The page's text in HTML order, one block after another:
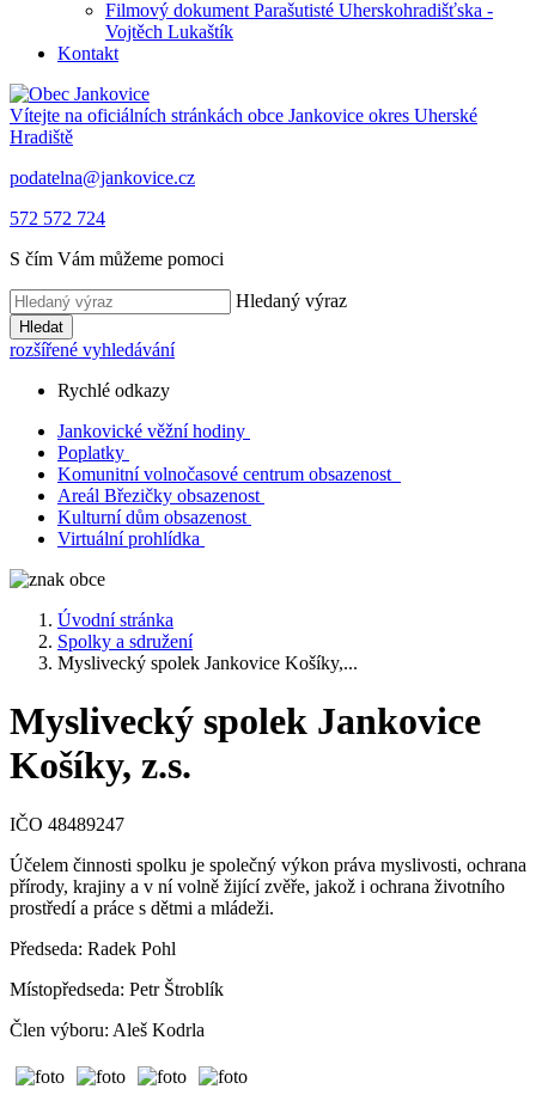
Filmový dokument Parašutisté Uherskohradišťska -
Vojtěch Lukaštík
Kontakt
Vítejte na oficiálních stránkách obce Jankovice okres Uherské
Hradiště
podatelna@jankovice.cz
572 572 724
S čím Vám můžeme pomoci
Hledaný výraz
Hledat
rozšířené vyhledávání
Rychlé odkazy
Jankovické věžní hodiny
Poplatky
Komunitní volnočasové centrum obsazenost
Areál Březičky obsazenost
Kulturní dům obsazenost
Virtuální prohlídka
Úvodní stránka
Spolky a sdružení
Myslivecký spolek Jankovice Košíky,...
Myslivecký spolek Jankovice
Košíky, z.s.
IČO 48489247
Účelem činnosti spolku je společný výkon práva myslivosti, ochrana
přírody, krajiny a v ní volně žijící zvěře, jakož i ochrana životního
prostředí a práce s dětmi a mládeži.
Předseda: Radek Pohl
Místopředseda: Petr Štroblík
Člen výboru: Aleš Kodrla